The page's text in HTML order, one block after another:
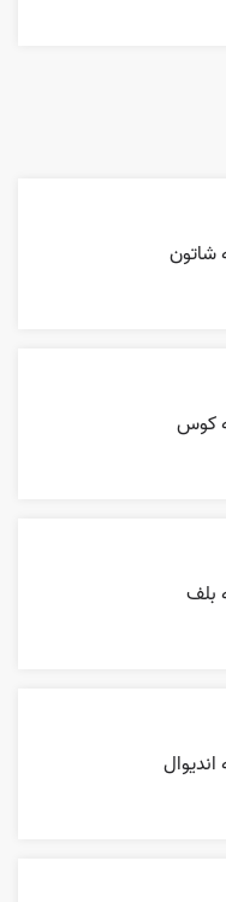
شاتون
کوس
بلف